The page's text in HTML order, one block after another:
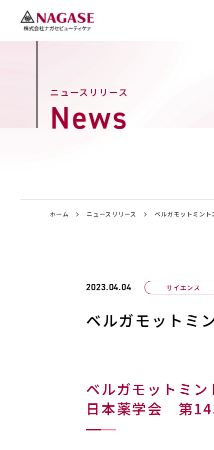
ニュースリリース
News
ホーム ニュースリリース ベルガモットミント
2023.04.04 サイエンス
ベルガモットミ
ベルガモットミ
日本薬学会 第